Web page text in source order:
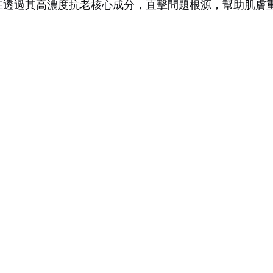
過其高濃度抗老核心成分，直擊問題根源，幫助肌膚